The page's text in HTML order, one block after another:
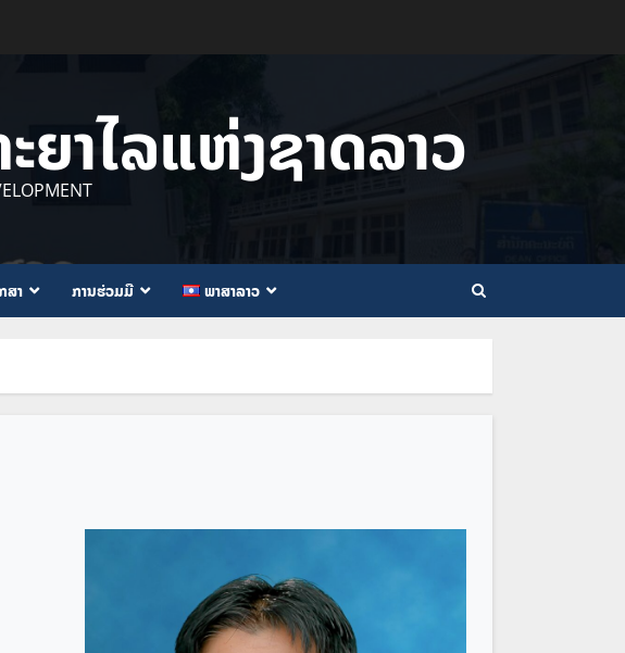
ຍາໄລແຫ່ງຊາດລາວ
ສາ ການຮ່ວມມື ພາສາລາວ